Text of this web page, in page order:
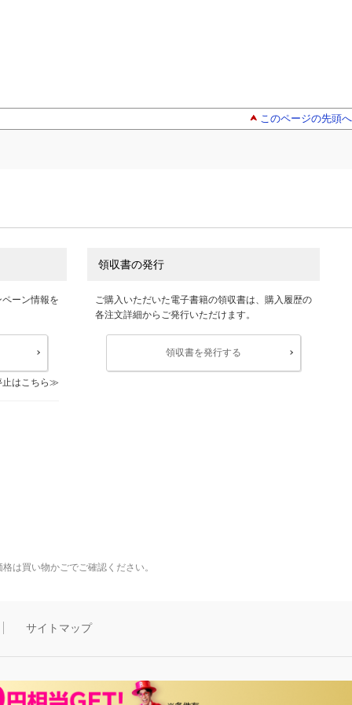
このページの先頭へ
ーン情報を
はこちら
領収書の発行
ご購入いただいた電子書籍の領収書は、購入履歴の
各注文詳細からご発行いただけます。
領収書を発行する
は買い物かごでご確認ください。
サイトマップ